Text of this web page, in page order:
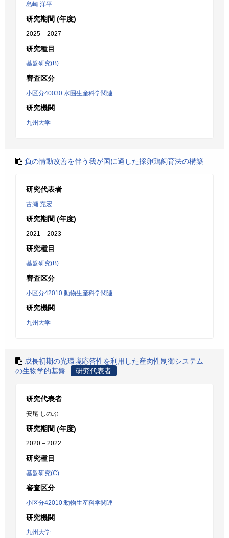
島崎 洋平
研究期間 (年度)
2025 – 2027
研究種目
基盤研究(B)
審査区分
小区分40030:水圏生産科学関連
研究機関
九州大学
負の情動改善を伴う我が国に適した採卵鶏飼育法の構築
研究代表者
古瀬 充宏
研究期間 (年度)
2021 – 2023
研究種目
基盤研究(B)
審査区分
小区分42010:動物生産科学関連
研究機関
九州大学
成長初期の光環境応答性を利用した産肉性制御システム
の生物学的基盤
研究代表者
研究代表者
安尾 しのぶ
研究期間 (年度)
2020 – 2022
研究種目
基盤研究(C)
審査区分
小区分42010:動物生産科学関連
研究機関
九州大学